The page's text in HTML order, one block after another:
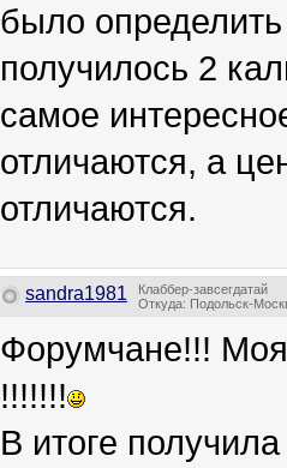
было
получилось 2
самое
отличаются, а
отличаются.
sandra1981
Клаббер-завсегдатай
Откуда: Подольск-
Форумчане!!! Моя
!!!!!!!
В итоге